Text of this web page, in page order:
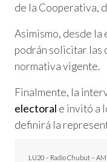
de la Cooperativa,
Asimismo, desde
podrán solicitar las
normativa vigente.
Finalmente, la
electoral e invitó a
definirá la
LU20 – Radio Chubut –